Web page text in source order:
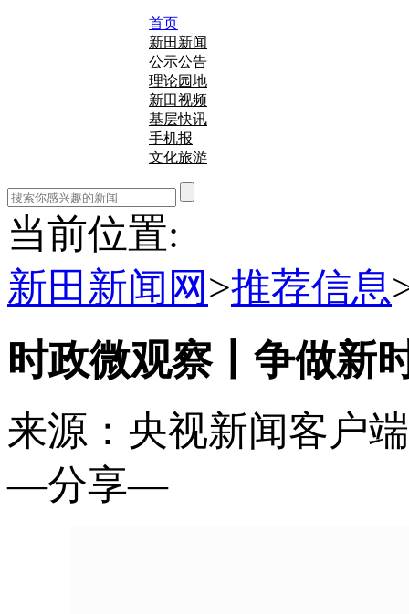
首页
新田新闻
公示公告
理论园地
新田视频
基层快讯
手机报
文化旅游
当前位置:
新田新闻网 >推荐信息
时政微观察丨争做新
来源：央视新闻客户端
—分享—